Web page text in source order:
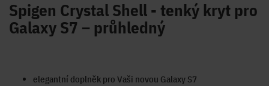
Spigen Crystal Shell - tenký kryt pro
Galaxy S7 – průhledný
elegantní doplněk pro Vaši novou Galaxy S7